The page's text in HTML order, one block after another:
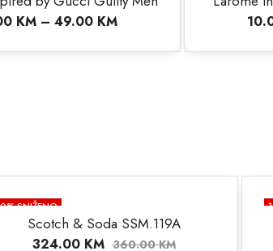
10.00KM
10% SNIŽENO
Scotch & Soda SSM.104C
315.00KM 350.00